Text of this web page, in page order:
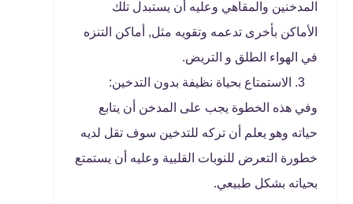
المدخنين والمقاهي وعليه أن يستبدل تلك
الأماكن بأخرى تدعمه وتقويه مثل, أماكن التنزه
في الهواء الطلق و التريض.
الاستمتاع بحياة نظيفة بدون التدخين:
وفي هذه الخطوة يجب على المدخن أن يتابع
حياته وهو يعلم أن تركه للتدخين سوف تقل لديه
خطورة التعرض للنوبات القلبية وعليه أن يستمتع
بحياته بشكل طبيعي.